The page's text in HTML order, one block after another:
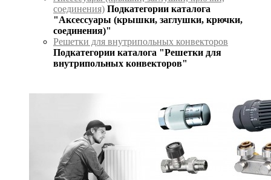
соединения) Подкатегории каталога
"Аксессуары (крышки, заглушки, крючки,
соединения)"
Решетки для внутрипольных конвекторов
Подкатегории каталога "Решетки для
внутрипольных конвекторов"